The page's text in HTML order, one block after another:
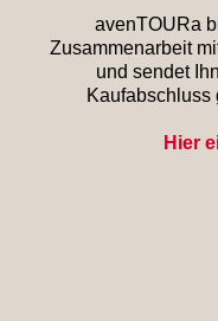
avenTOURa
Zusammenarbeit
und sendet
Kaufabschluss
Hier